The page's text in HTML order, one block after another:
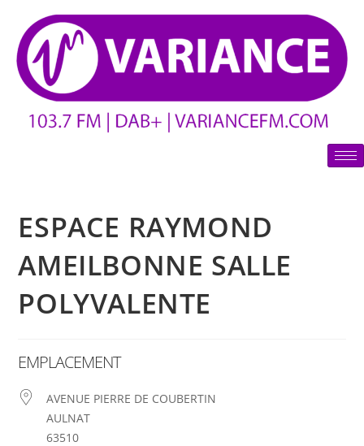
ESPACE RAYMOND
AMEILBONNE SALLE
POLYVALENTE
EMPLACEMENT
AVENUE PIERRE DE COUBERTIN
AULNAT
63510